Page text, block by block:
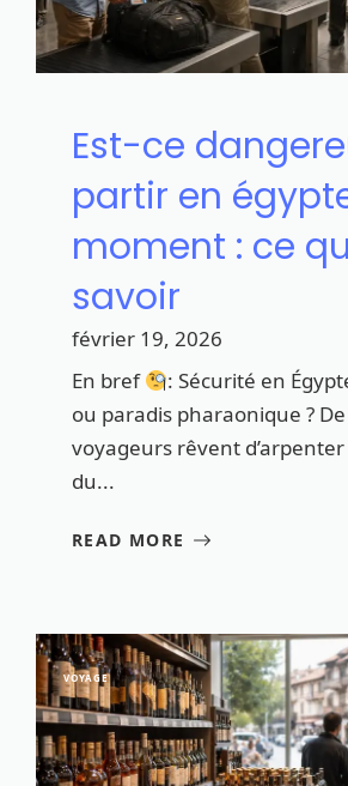
Est-ce
partir en
moment : ce
savoir
février 19, 2026
En bref
: Sécurité en
ou paradis pharaonique ?
voyageurs rêvent
du...
READ MORE
VOYAGE